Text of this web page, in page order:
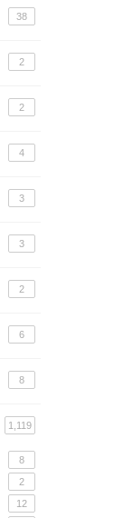
38
2
2
4
3
3
2
6
8
1,119
8
2
12